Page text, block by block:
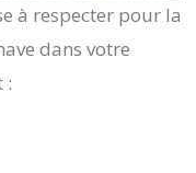
à respecter pour la
dans votre
: